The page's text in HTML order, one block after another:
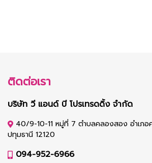
ติดต่อเรา
บริษัท วี แอนด์ บี โปรเทรดดิ้ง จำกัด
40/9-10-11 หมู่ที่ 7 ตำบลคลองสอง อำเภ
ปทุมธานี 12120
094-952-6966